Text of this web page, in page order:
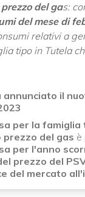
del gas:
del mese di
relativi a
tipo in Tutela
annunciato il
per la famiglia
prezzo del gas è
per l'anno
prezzo del
del mercato